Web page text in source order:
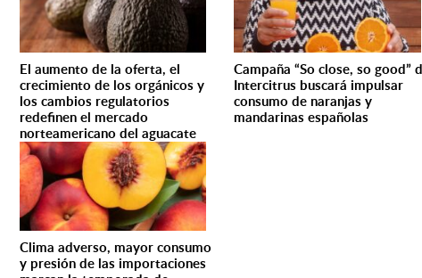
El aumento de la oferta, el
crecimiento de los orgánicos y
los cambios regulatorios
redefinen el mercado
norteamericano del aguacate
Campaña “So close, so good”
Intercitrus buscará impulsar
consumo de naranjas y
mandarinas españolas
Clima adverso, mayor consumo
y presión de las importaciones